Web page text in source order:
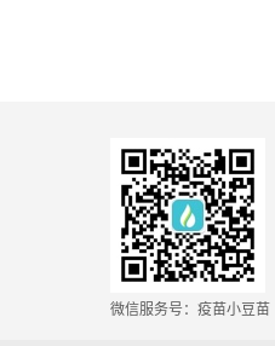
微信服务号：疫苗小豆苗